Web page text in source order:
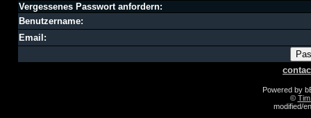
Vergessenes Passwort anfordern:
Benutzername:
Email:
Powered by
©
modified/